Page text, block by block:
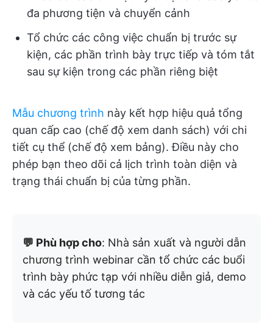
đa phương tiện và chuyển cảnh
Tổ chức các công việc chuẩn bị trước sự
kiện, các phần trình bày trực tiếp và tóm tắt
sau sự kiện trong các phần riêng biệt
Mẫu chương trình này kết hợp hiệu quả tổng
quan cấp cao (chế độ xem danh sách) với chi
tiết cụ thể (chế độ xem bảng). Điều này cho
phép bạn theo dõi cả lịch trình toàn diện và
trạng thái chuẩn bị của từng phần.
💬 Phù hợp cho: Nhà sản xuất và người dẫn
chương trình webinar cần tổ chức các buổi
trình bày phức tạp với nhiều diễn giả, demo
và các yếu tố tương tác